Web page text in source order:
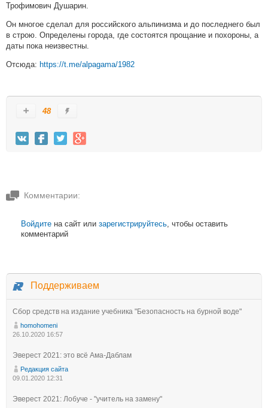
Трофимович Душарин.
Он многое сделал для российского альпинизма и до последнего был
в строю. Определены города, где состоятся прощание и похороны, а
даты пока неизвестны.
Отсюда: https://t.me/alpagama/1982
48
Комментарии:
Войдите на сайт или зарегистрируйтесь , чтобы оставить
комментарий
Поддерживаем
Сбор средств на издание учебника "Безопасность на бурной воде"
homohomeni
26.10.2020 16:57
Эверест 2021: это всё Ама-Даблам
Редакция сайта
09.01.2020 12:31
Эверест 2021: Лобуче - "учитель на замену"